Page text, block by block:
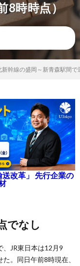
8時時点）
新幹線の盛岡～新青森駅間
改革」 先行企業の
でなし
JR東日本は12月9
。同日午前8時現在、